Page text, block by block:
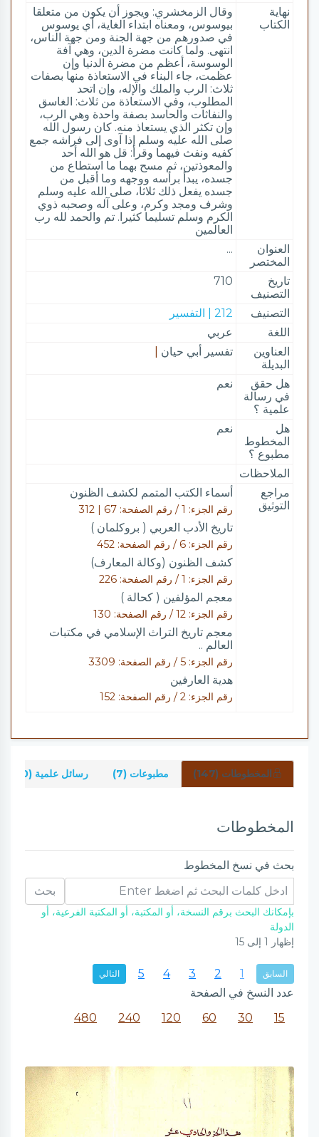
نهاية
الكتاب
وقال الزمخشري: ويجوز أن يكون من متعلقا
بيوسوس، ومعناه ابتداء الغاية، أي يوسوس
في صدورهم من جهة الجنة ومن جهة الناس،
انتهى. ولما كانت مضرة الدين، وهي آفة
الوسوسة، أعظم من مضرة الدنيا وإن
عظمت، جاء البناء في الاستعاذة منها بصفات
ثلاث: الرب والملك والإله، وإن اتحد
المطلوب، وفي الاستعاذة من ثلاث: الغاسق
والنفاثات والحاسد بصفة واحدة وهي الرب،
وإن تكثر الذي يستعاذ منه. كان رسول الله
صلى الله عليه وسلم إذا آوى إلى فراشه جمع
كفيه ونفث فيهما وقرأ: قل هو الله أحد
والمعوذتين، ثم مسح بهما ما استطاع من
جسده، يبدأ برأسه ووجهه وما أقبل من
جسده يفعل ذلك ثلاثا، صلى الله عليه وسلم
وشرف ومجد وكرم، وعلى آله وصحبه ذوي
الكرم وسلم تسليما كثيرا. تم والحمد لله رب
العالمين
العنوان
المختصر
...
تاريخ
التصنيف
710
التصنيف
212 | التفسير
اللغة
عربي
العناوين
البديلة
تفسير أبي حيان
هل حقق
في رسالة
علمية ؟
نعم
هل
المخطوط
مطبوع ؟
نعم
الملاحظات
مراجع
التوثيق
أسماء الكتب المتمم لكشف الظنون
رقم الجزء: 1 / رقم الصفحة: 67 | 312
تاريخ الأدب العربي ( بروكلمان )
رقم الجزء: 6 / رقم الصفحة: 452
كشف الظنون (وكالة المعارف)
رقم الجزء: 1 / رقم الصفحة: 226
معجم المؤلفين ( كحالة )
رقم الجزء: 12 / رقم الصفحة: 130
معجم تاريخ التراث الإسلامي في مكتبات
العالم ..
رقم الجزء: 5 / رقم الصفحة: 3309
هدية العارفين
رقم الجزء: 2 / رقم الصفحة: 152
المخطوطات (147) مطبوعات (7) رسائل علمية (30)
المخطوطات
بحث في نسخ المخطوط
بحث
بإمكانك البحث برقم النسخة، أو المكتبة، أو المكتبة الفرعية، أو
الدولة
إظهار 1 إلى 15
السابق 1
2
3
4
5 التالي
عدد النسخ في الصفحة
15
30
60
120
240
480